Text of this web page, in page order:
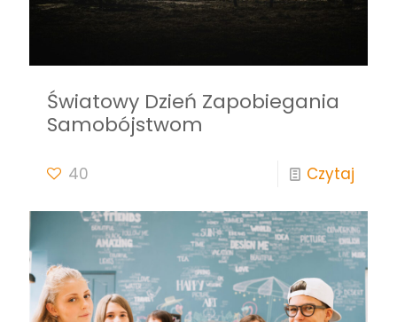
Światowy Dzień Zapobiegania
Samobójstwom
40 Czytaj